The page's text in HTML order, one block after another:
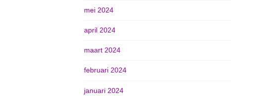
mei 2024
april 2024
maart 2024
februari 2024
januari 2024